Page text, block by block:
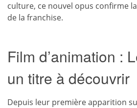
culture, ce nouvel opus confirme
de la franchise.
Film d’animation :
un titre à découvrir
Depuis leur première apparition